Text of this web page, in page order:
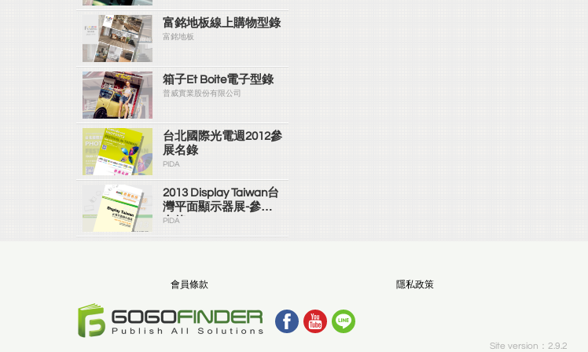
富銘地板線上購物型錄
富銘地板
箱子Et Boite電子型錄
普威實業股份有限公司
台北國際光電週2012參
展名錄
PIDA
2013 Display Taiwan台
灣平面顯示器展-參展
名錄
PIDA
會員條款 隱私政策
Site version：2.9.2